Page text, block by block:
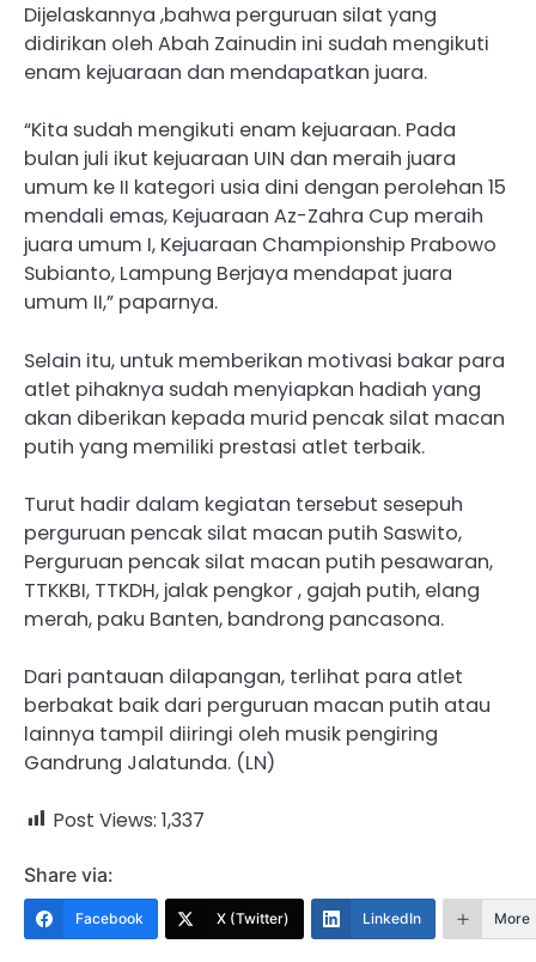
Dijelaskannya ,bahwa perguruan silat yang
didirikan oleh Abah Zainudin ini sudah mengikuti
enam kejuaraan dan mendapatkan juara.
“Kita sudah mengikuti enam kejuaraan. Pada
bulan juli ikut kejuaraan UIN dan meraih juara
umum ke II kategori usia dini dengan perolehan 15
mendali emas, Kejuaraan Az-Zahra Cup meraih
juara umum I, Kejuaraan Championship Prabowo
Subianto, Lampung Berjaya mendapat juara
umum II,” paparnya.
Selain itu, untuk memberikan motivasi bakar para
atlet pihaknya sudah menyiapkan hadiah yang
akan diberikan kepada murid pencak silat macan
putih yang memiliki prestasi atlet terbaik.
Turut hadir dalam kegiatan tersebut sesepuh
perguruan pencak silat macan putih Saswito,
Perguruan pencak silat macan putih pesawaran,
TTKKBI, TTKDH, jalak pengkor , gajah putih, elang
merah, paku Banten, bandrong pancasona.
Dari pantauan dilapangan, terlihat para atlet
berbakat baik dari perguruan macan putih atau
lainnya tampil diiringi oleh musik pengiring
Gandrung Jalatunda. (LN)
Post Views: 1,337
Share via:
Facebook X (Twitter) LinkedIn More